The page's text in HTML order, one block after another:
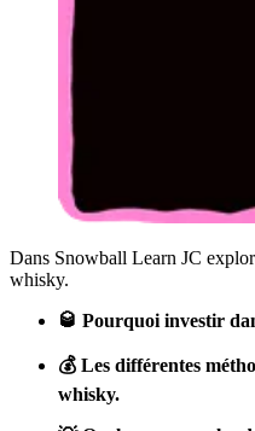
Dans Snowball Learn JC
whisky.
🥃 Pourquoi investir
💰 Les différentes
whisky.